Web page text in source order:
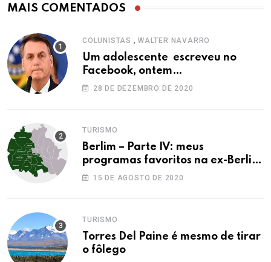
MAIS COMENTADOS
COLUNISTAS , WALTER NAVARRO
Um adolescente escreveu no
Facebook, ontem…
28 DE DEZEMBRO DE 2020
TURISMO
Berlim – Parte IV: meus
programas favoritos na ex-Berlim
Ocidental
15 DE AGOSTO DE 2020
TURISMO
Torres Del Paine é mesmo de tirar
o fôlego